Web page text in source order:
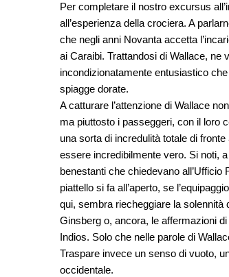
Per completare il nostro excursus
all’esperienza della crociera. A
che negli anni Novanta accetta
ai Caraibi. Trattandosi di Wallace, ne
incondizionatamente entusiastico
spiagge dorate.
A catturare l’attenzione di Wallace
ma piuttosto i passeggeri, con il loro
una sorta di incredulità totale di
essere incredibilmente vero. Si noti,
benestanti che chiedevano
piattello si fa all’aperto, se
qui, sembra riecheggiare la solennità
Ginsberg o, ancora, le affermazioni
Indios. Solo che nelle parole di
Traspare invece un senso di vuoto,
occidentale.